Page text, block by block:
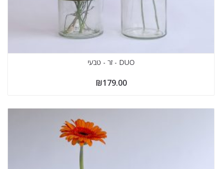
DUO - זר - טבעי
₪179.00